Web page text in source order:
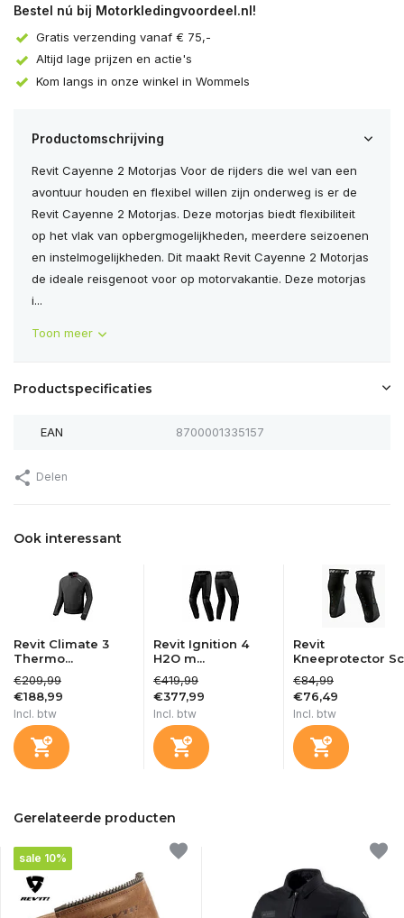
Bestel nú bij Motorkledingvoordeel.nl!
Gratis verzending vanaf € 75,-
Altijd lage prijzen en actie's
Kom langs in onze winkel in Wommels
Productomschrijving
Revit Cayenne 2 Motorjas Voor de rijders die wel van een
avontuur houden en flexibel willen zijn onderweg is er de
Revit Cayenne 2 Motorjas. Deze motorjas biedt flexibiliteit
op het vlak van opbergmogelijkheden, meerdere seizoenen
en instelmogelijkheden. Dit maakt Revit Cayenne 2 Motorjas
de ideale reisgenoot voor op motorvakantie. Deze motorjas
i...
Toon meer
Productspecificaties
EAN 8700001335157
Delen
Ook interessant
Revit Climate 3
Thermo...
€209,99
€188,99
Incl. btw
Revit Ignition 4
H2O m...
€419,99
€377,99
Incl. btw
Revit
Kneeprotector
€84,99
€76,49
Incl. btw
Gerelateerde producten
sale 10%